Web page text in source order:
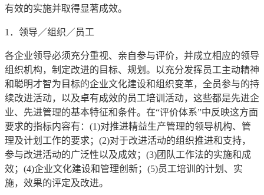
有效的实施并取得显著成效。
1．领导／组织／员工
各企业领导必须充分重视、亲自参与评价，并成立相应的领导
组织机构，制定改进的目标、规划。以充分发挥员工主动精神
和聪明才智为目标的企业文化建设和组织变革，全员参与的持
续改进活动，以及卓有成效的员工培训活动，这些都是先进企
业、先进管理的基本特征和条件。在“评价体系”中反映这方面
要求的指标内容有：(1)对推进精益生产管理的领导机构、管
理及计划工作的要求；(2)对于改进活动的组织推进和支持，
参与改进活动的广泛性以及成效；(3)团队工作法的实施和成
效；(4)企业文化建设和管理创新；(5)员工培训的计划、实
施，效果的评定及改进。